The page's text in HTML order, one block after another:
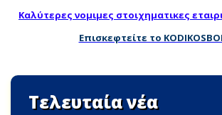
Καλύτερες νομιμες στοιχηματικες
Επισκεφτείτε το
Τελευταία νέα